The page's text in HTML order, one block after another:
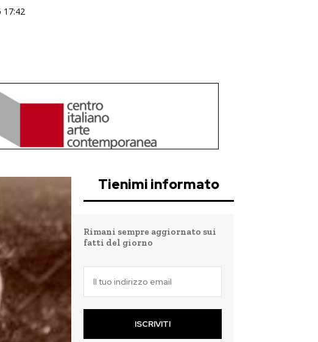
17:42
Tienimi informato
Rimani sempre aggiornato sui
fatti del giorno
ISCRIVITI